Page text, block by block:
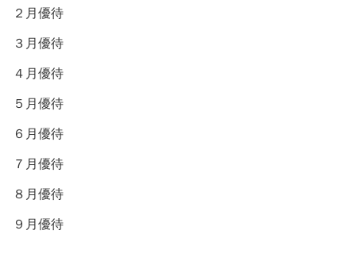
２月優待
３月優待
４月優待
５月優待
６月優待
７月優待
８月優待
９月優待